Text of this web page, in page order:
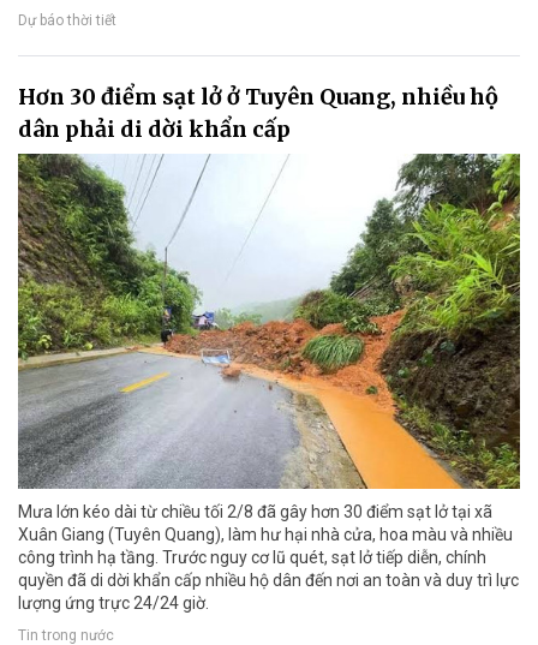
Dự báo thời tiết
Hơn 30 điểm sạt lở ở Tuyên Quang, nhiều hộ
dân phải di dời khẩn cấp
Mưa lớn kéo dài từ chiều tối 2/8 đã gây hơn 30 điểm sạt lở tại xã
Xuân Giang (Tuyên Quang), làm hư hại nhà cửa, hoa màu và nhiều
công trình hạ tầng. Trước nguy cơ lũ quét, sạt lở tiếp diễn, chính
quyền đã di dời khẩn cấp nhiều hộ dân đến nơi an toàn và duy trì lực
lượng ứng trực 24/24 giờ.
Tin trong nước